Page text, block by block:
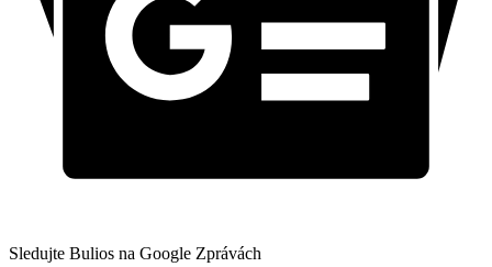
Sledujte Bulios na Google Zprávách